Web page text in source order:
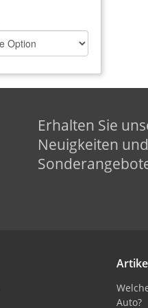
Erhalten Sie
Neuigkeiten und
Auto?